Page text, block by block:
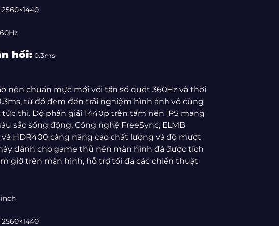
2560×1440
hồi:0.3ms
nên chuẩn mực mới với tần số quét 360Hz và thời
từ đó đem đến trải nghiệm hình ảnh vô cùng
thì. Độ phân giải 1440p trên tấm nền IPS mang
sắc sống động. Công nghệ FreeSync, ELMB
HDR400 càng nâng cao chất lượng và độ mượt
dành cho game thủ nên màn hình đã được tích
giờ trên màn hình, hỗ trợ tối đa các chiến thuật
2560×1440